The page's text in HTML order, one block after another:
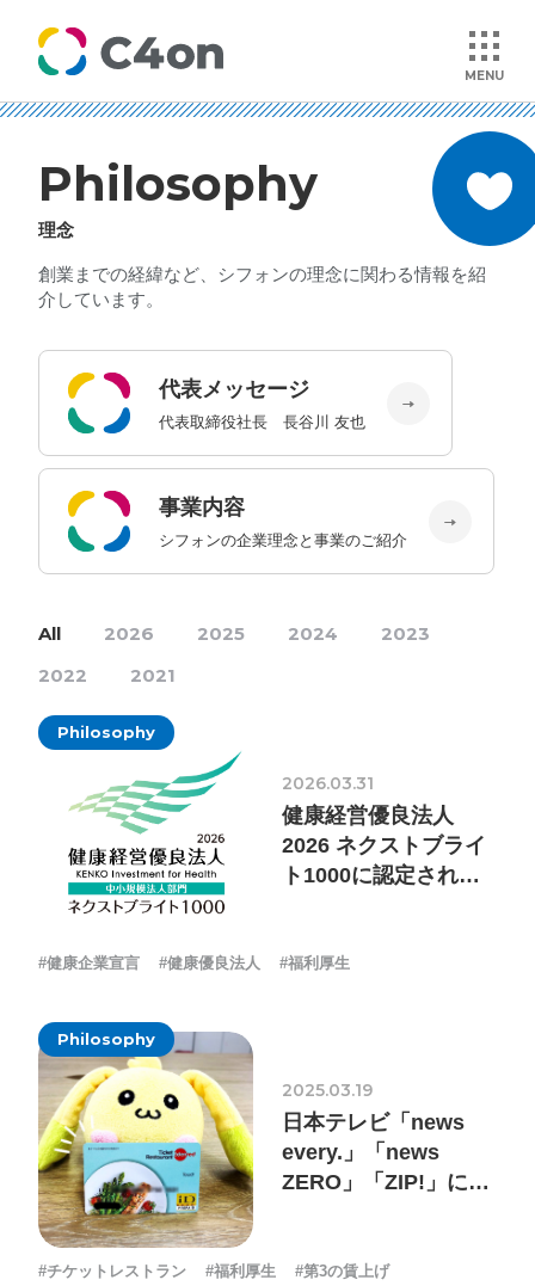
MENU
トップページ
事業紹介
文化
採用情報
お知らせ
# TAGs ハッシュタグ
#22卒 #23卒 #24卒
#あいさつ #アンケート #お知らせ
シフォンの創業 #シフォンの想い
ォン国勢調査 #ソーシャルゲーム・ソシャゲ
ストラン #デザイナー #プランナー #プログラマー
ログラム愛 #ゆるめの日常 #中途採用 #事業内容 #事業
実績 #事業紹介 #仕事紹介
#会社説明会 #何もわからん
VIEW MORE
Philosophy
理念
創業までの経緯など、シフォンの理念に関わる情報を紹
介しています。
代表メッセージ
代表取締役社長 長谷川 友也
事業内容
シフォンの企業理念と事業のご紹介
All 2026 2025 2024
2023
2022
2021
Philosophy
2026.03.31
健康経営優良法人
2026 ネクストブライ
ト1000に認定されま
#健康企業宣言 #健康優良法人 #福利厚生
Philosophy
2025.03.19
日本テレビ「news
every.」「news
ZERO」「ZIP!」にて
#チケットレストラン #福利厚生 #第3の賃上げ